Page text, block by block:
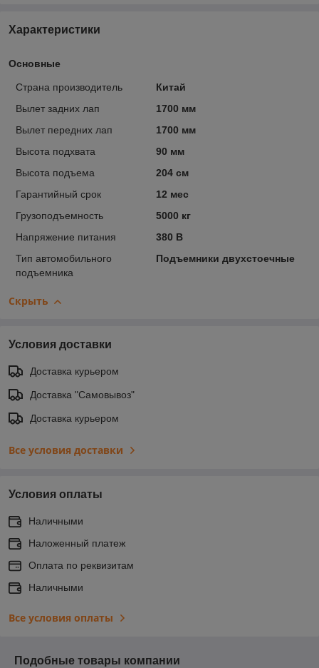
Характеристики
Основные
Страна производитель
Китай
Вылет задних лап
1700 мм
Вылет передних лап
1700 мм
Высота подхвата
90 мм
Высота подъема
204 см
Гарантийный срок
12 мес
Грузоподъемность
5000 кг
Напряжение питания
380 В
Тип автомобильного
подъемника
Подъемники двухстоечные
Скрыть
Условия доставки
Доставка курьером
Доставка "Самовывоз"
Доставка курьером
Все условия доставки
Условия оплаты
Наличными
Наложенный платеж
Оплата по реквизитам
Наличными
Все условия оплаты
Подобные товары компании